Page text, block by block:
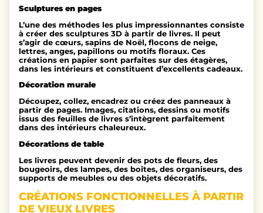
Sculptures en pages
L’une des méthodes les plus impressionnantes consiste
à créer des sculptures 3D à partir de livres. Il peut
s’agir de cœurs, sapins de Noël, flocons de neige,
lettres, anges, papillons ou motifs floraux. Ces
créations en papier sont parfaites sur des étagères,
dans les intérieurs et constituent d’excellents cadeaux.
Décoration murale
Découpez, collez, encadrez ou créez des panneaux à
partir de pages. Images, citations, dessins ou motifs
issus des feuilles de livres s’intègrent parfaitement
dans des intérieurs chaleureux.
Décorations de table
Les livres peuvent devenir des pots de fleurs, des
bougeoirs, des lampes, des boîtes, des organiseurs, des
supports de meubles ou des objets décoratifs.
CRÉATIONS FONCTIONNELLES À PARTIR
DE VIEUX LIVRES